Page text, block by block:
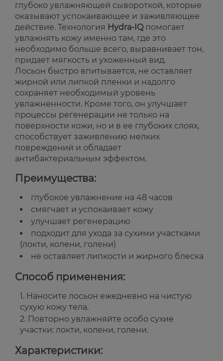
глубоко увлажняющей сывороткой, которые
оказывают успокаивающее и заживляющее
действие. Технология Hydra-IQ помогает
увлажнять кожу именно там, где это
необходимо больше всего, выравнивает тон,
придает мягкость и ухоженный вид.
Лосьон быстро впитывается, не оставляет
жирной или липкой пленки и надолго
сохраняет необходимый уровень
увлажненности. Кроме того, он улучшает
процессы регенерации не только на
поверхности кожи, но и в ее глубоких слоях,
способствует заживлению мелких
повреждений и обладает
антибактериальным эффектом.
Преимущества:
глубокое увлажнение на 48 часов
смягчает и успокаивает кожу
улучшает регенерацию
подходит для ухода за сухими участками
(локти, колени, голени)
не оставляет липкости и жирного блеска
Способ применения:
Наносите лосьон ежедневно на чистую
сухую кожу тела.
Повторно увлажняйте особо сухие
участки: локти, колени, голени.
Характеристики: